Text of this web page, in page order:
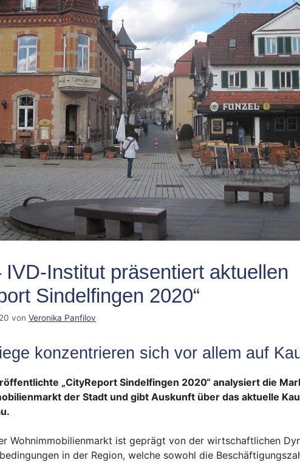
IVD-Institut präsentiert aktuellen
Sindelfingen 2020“
von Veronika Panfilov
konzentrieren sich vor allem auf
„CityReport Sindelfingen 2020“ analysiert die
der Stadt und gibt Auskunft über das aktuelle
Wohnimmobilienmarkt ist geprägt von der wirtschaftlichen
in der Region, welche sowohl die